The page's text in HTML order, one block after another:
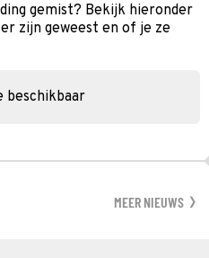
gemist? Bekijk hieronder
zijn geweest en of je ze
MEER NIEUWS